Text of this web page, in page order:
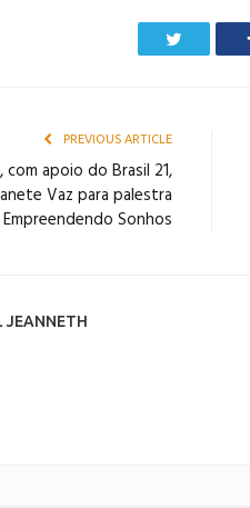
PREVIOUS ARTICLE
com apoio do Brasil 21,
Vaz para palestra
Empreendendo Sonhos
JEANNETH